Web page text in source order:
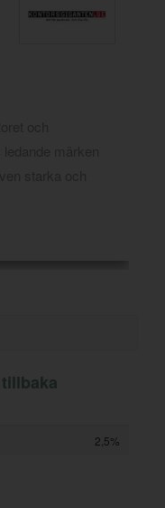
2,5%